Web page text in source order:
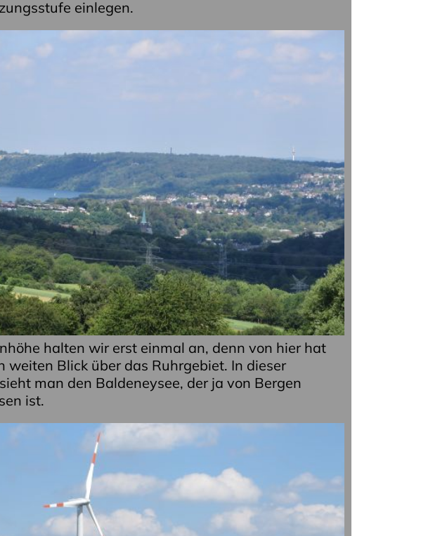
einlegen.
halten wir erst einmal an, denn von hier hat
weiten Blick über das Ruhrgebiet. In dieser
man den Baldeneysee, der ja von Bergen
ist.